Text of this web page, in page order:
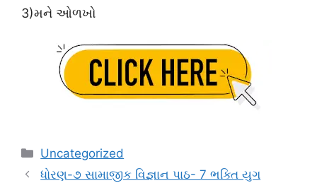
3)મને ઓળખો
Categories
Uncategorized
ધોરણ-૭ સામાજીક વિજ્ઞાન પાઠ- 7 ભક્તિ યુગ